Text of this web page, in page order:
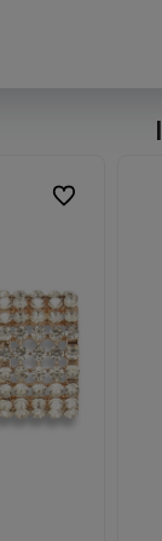
Do ulubionych
Do ulubionych